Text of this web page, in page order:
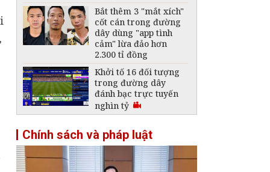
Bắt thêm 3 "mắt xích"
cốt cán trong đường
dây dùng "app tình
cảm" lừa đảo hơn
2.300 tỉ đồng
Khởi tố 16 đối tượng
trong đường dây
đánh bạc trực tuyến
nghìn tỷ
kem dưỡng trắng
không đủ điều kiện
lưu hành
Chính sách và pháp luật